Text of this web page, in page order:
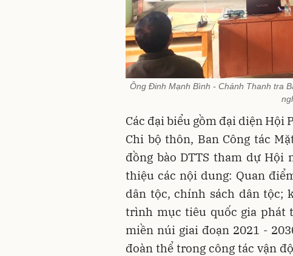
Ông Đinh Mạnh Bình - Chánh Thanh tra
Các đại biểu gồm đại diện Hội
Chi bộ thôn, Ban Công tác
đồng bào DTTS tham dự Hội
thiệu các nội dung: Quan
dân tộc, chính sách dân tộc;
trình mục tiêu quốc gia phát
miền núi giai đoạn 2021 -
đoàn thể trong công tác vận